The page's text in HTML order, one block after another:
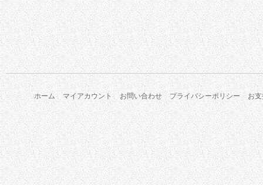
ホーム マイアカウント お問い合わせ プライバシーポリシー お